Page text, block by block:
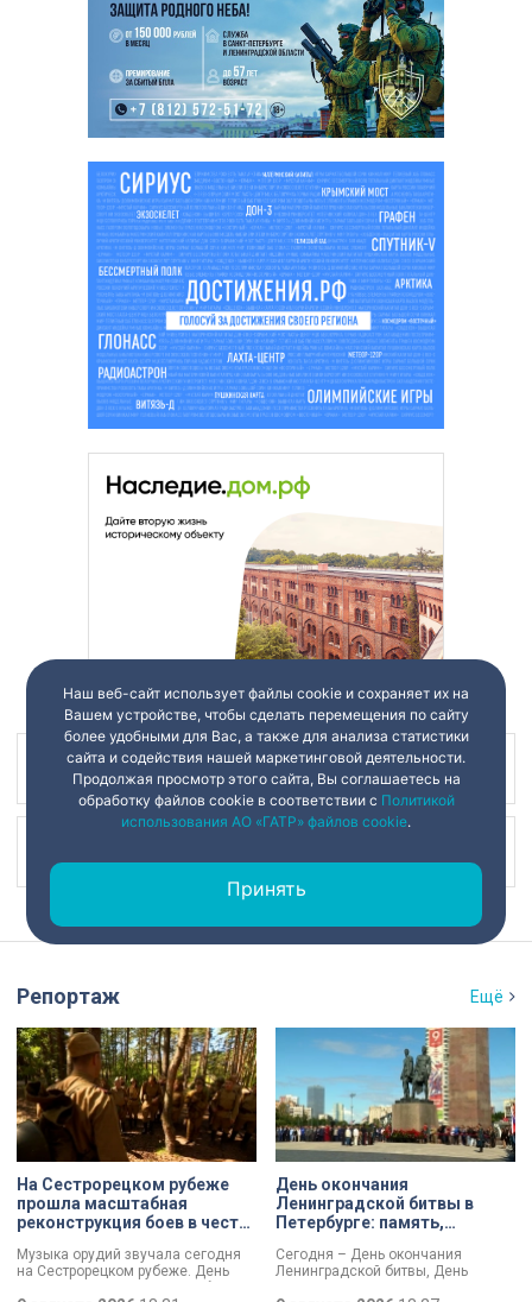
Наш канал в
Репортаж Ещё
На Сестрорецком рубеже
прошла масштабная
реконструкция боев в честь
Ленинградской битвы
Музыка орудий звучала сегодня
на Сестрорецком рубеже. День
День окончания
Ленинградской битвы в
Петербурге: память,
созданию нового
мемориала
Сегодня – День окончания
Ленинградской битвы, День
Наш веб-сайт использует файлы cookie и сохраняет их на
Вашем устройстве, чтобы сделать перемещения по сайту
более удобными для Вас, а также для анализа статистики
сайта и содействия нашей маркетинговой деятельности.
Продолжая просмотр этого сайта, Вы соглашаетесь на
обработку файлов cookie в соответствии с Политикой
использования АО «ГАТР» файлов cookie.
Принять